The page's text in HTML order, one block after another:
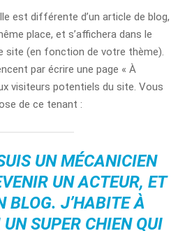
est différente d’un article de blog,
place, et s’affichera dans le
site (en fonction de votre thème).
par écrire une page « À
visiteurs potentiels du site. Vous
de ce tenant :
UN MÉCANICIEN
UN ACTEUR, ET
BLOG. J’HABITE À
SUPER CHIEN QUI